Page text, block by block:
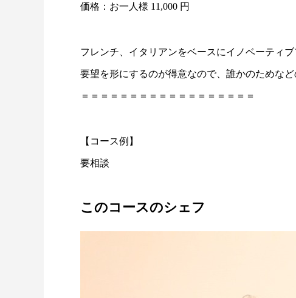
価格：お一人様 11,000 円
フレンチ、イタリアンをベースにイノベーティ
要望を形にするのが得意なので、誰かのためな
＝＝＝＝＝＝＝＝＝＝＝＝＝＝＝＝＝＝
【コース例】
要相談
このコースのシェフ